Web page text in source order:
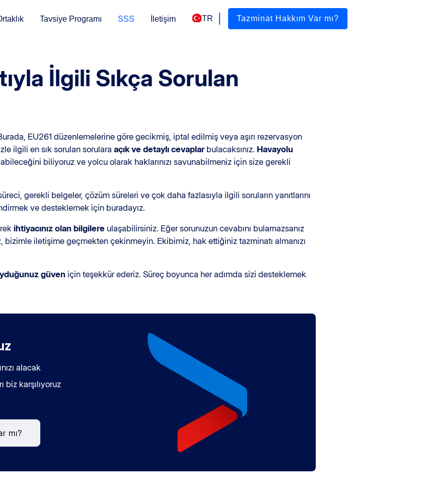
Tavsiye Programı SSS İletişim TR Tazminat Hakkım Var mı?
İlgili Sıkça Sorulan
EU261 düzenlemelerine göre gecikmiş, iptal edilmiş veya aşırı rezervasyon
ilgili en sık sorulan sorulara açık ve detaylı cevaplarbulacaksınız. Havayolu
biliyoruz ve yolcu olarak haklarınızı savunabilmeniz için size gerekli
gerekli belgeler, çözüm süreleri ve çok daha fazlasıyla ilgili soruların yanıtlarını
ve desteklemek için buradayız.
ihtiyacınız olan bilgilere ulaşabilirsiniz. Eğer sorunuzun cevabını bulamazsanız
bizimle iletişime geçmekten çekinmeyin. Ekibimiz, hak ettiğiniz tazminatı almanızı
güven için teşekkür ederiz. Süreç boyunca her adımda sizi desteklemek
alacak
biz karşılıyoruz
mı?